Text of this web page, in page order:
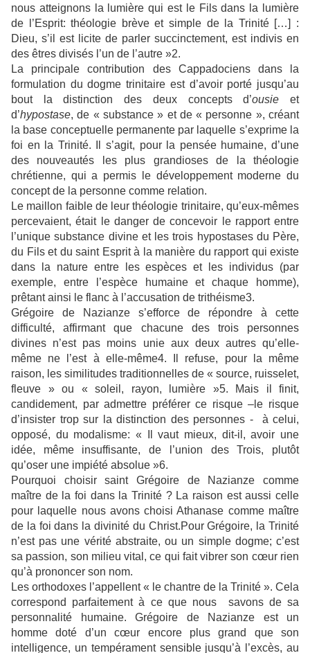
nous atteignons la lumière qui est le Fils dans la lumière
de l’Esprit: théologie brève et simple de la Trinité […] :
Dieu, s’il est licite de parler succinctement, est indivis en
des êtres divisés l’un de l’autre »2.
La principale contribution des Cappadociens dans la
formulation du dogme trinitaire est d’avoir porté jusqu’au
bout la distinction des deux concepts d’ousie et
d’hypostase, de « substance » et de « personne », créant
la base conceptuelle permanente par laquelle s’exprime la
foi en la Trinité. Il s’agit, pour la pensée humaine, d’une
des nouveautés les plus grandioses de la théologie
chrétienne, qui a permis le développement moderne du
concept de la personne comme relation.
Le maillon faible de leur théologie trinitaire, qu’eux-mêmes
percevaient, était le danger de concevoir le rapport entre
l’unique substance divine et les trois hypostases du Père,
du Fils et du saint Esprit à la manière du rapport qui existe
dans la nature entre les espèces et les individus (par
exemple, entre l’espèce humaine et chaque homme),
prêtant ainsi le flanc à l’accusation de trithéisme3.
Grégoire de Nazianze s’efforce de répondre à cette
difficulté, affirmant que chacune des trois personnes
divines n’est pas moins unie aux deux autres qu’elle-
même ne l’est à elle-même4. Il refuse, pour la même
raison, les similitudes traditionnelles de « source, ruisselet,
fleuve » ou « soleil, rayon, lumière »5. Mais il finit,
candidement, par admettre préférer ce risque –le risque
d’insister trop sur la distinction des personnes - à celui,
opposé, du modalisme: « Il vaut mieux, dit-il, avoir une
idée, même insuffisante, de l’union des Trois, plutôt
qu’oser une impiété absolue »6.
Pourquoi choisir saint Grégoire de Nazianze comme
maître de la foi dans la Trinité ? La raison est aussi celle
pour laquelle nous avons choisi Athanase comme maître
de la foi dans la divinité du Christ.Pour Grégoire, la Trinité
n’est pas une vérité abstraite, ou un simple dogme; c’est
sa passion, son milieu vital, ce qui fait vibrer son cœur rien
qu’à prononcer son nom.
Les orthodoxes l’appellent « le chantre de la Trinité ». Cela
correspond parfaitement à ce que nous savons de sa
personnalité humaine. Grégoire de Nazianze est un
homme doté d’un cœur encore plus grand que son
intelligence, un tempérament sensible jusqu’à l’excès, au